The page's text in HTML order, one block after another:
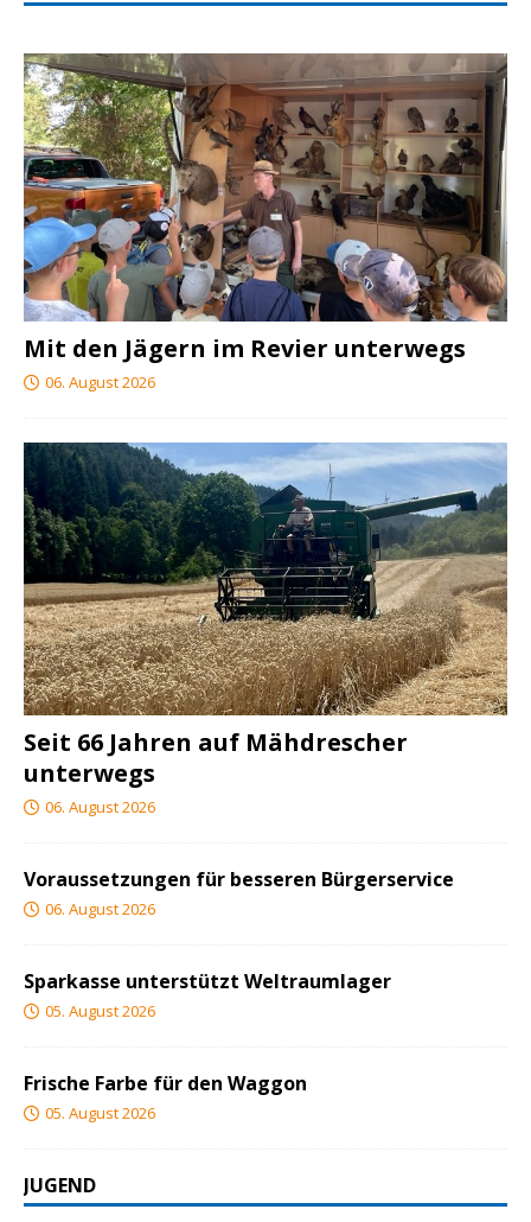
Mit den Jägern im Revier unterwegs
06. August 2026
Seit 66 Jahren auf Mähdrescher
unterwegs
06. August 2026
Voraussetzungen für besseren Bürgerservice
06. August 2026
Sparkasse unterstützt Weltraumlager
05. August 2026
Frische Farbe für den Waggon
05. August 2026
JUGEND